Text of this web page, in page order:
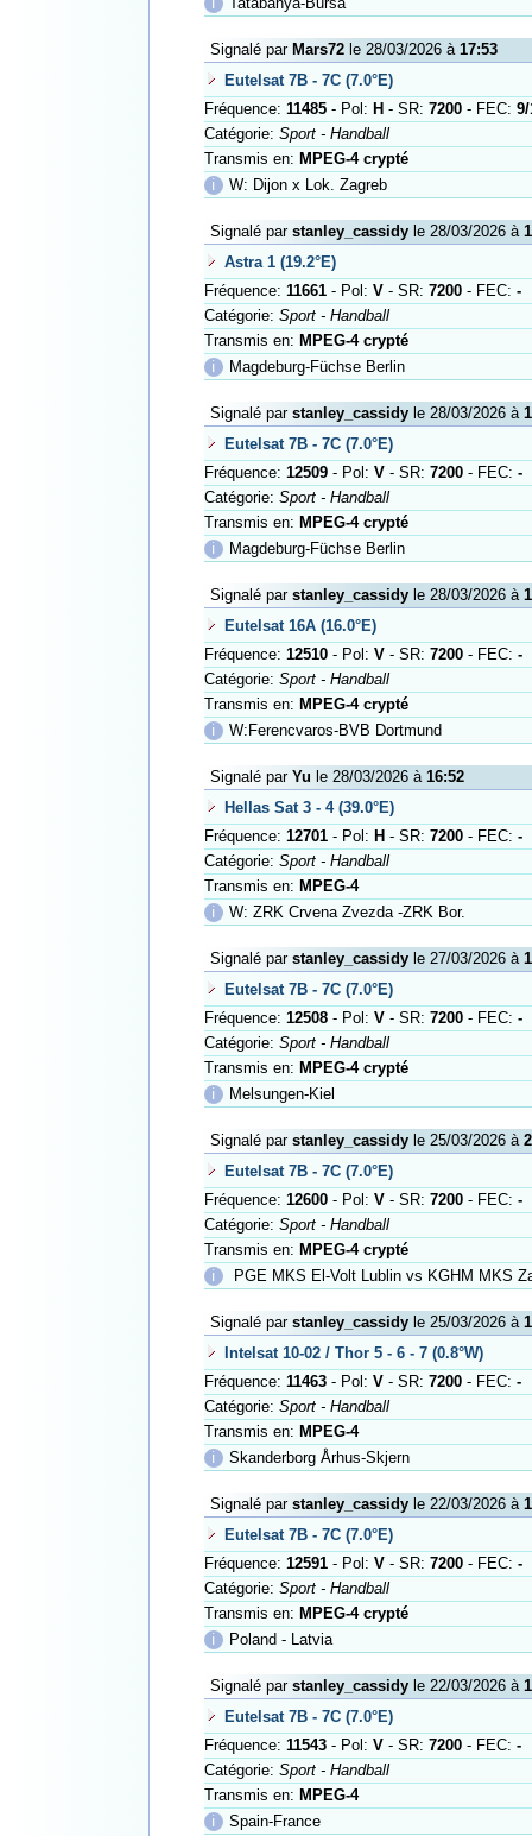
Signalé par Mars72le 28/03/2026 à 17:53
Eutelsat 7B - 7C (7.0°E)
Fréquence: 11485- Pol: H - SR: 7200- FEC: 9/
Catégorie: Sport - Handball
Transmis en: MPEG-4 crypté
ℹ
W: Dijon x Lok. Zagreb
Signalé par stanley_cassidyle 28/03/2026 à
Astra 1 (19.2°E)
Fréquence: 11661- Pol: V- SR: 7200- FEC: -
Catégorie: Sport - Handball
Transmis en: MPEG-4 crypté
ℹ
Magdeburg-Füchse Berlin
Signalé par stanley_cassidyle 28/03/2026 à
Eutelsat 7B - 7C (7.0°E)
Fréquence: 12509- Pol: V- SR: 7200- FEC: -
Catégorie: Sport - Handball
Transmis en: MPEG-4 crypté
ℹ
Magdeburg-Füchse Berlin
Signalé par stanley_cassidyle 28/03/2026 à
Eutelsat 16A (16.0°E)
Fréquence: 12510- Pol: V- SR: 7200- FEC: -
Catégorie: Sport - Handball
Transmis en: MPEG-4 crypté
ℹ
W:Ferencvaros-BVB Dortmund
Signalé par Yu le 28/03/2026 à 16:52
Hellas Sat 3 - 4 (39.0°E)
Fréquence: 12701- Pol: H - SR: 7200- FEC: -
Catégorie: Sport - Handball
Transmis en: MPEG-4
ℹ
W: ZRK Crvena Zvezda -ZRK Bor.
Signalé par stanley_cassidyle 27/03/2026 à
Eutelsat 7B - 7C (7.0°E)
Fréquence: 12508- Pol: V- SR: 7200- FEC: -
Catégorie: Sport - Handball
Transmis en: MPEG-4 crypté
ℹ
Melsungen-Kiel
Signalé par stanley_cassidyle 25/03/2026 à
Eutelsat 7B - 7C (7.0°E)
Fréquence: 12600- Pol: V- SR: 7200- FEC: -
Catégorie: Sport - Handball
Transmis en: MPEG-4 crypté
ℹ
PGE MKS El-Volt Lublin vs KGHM MKS
Signalé par stanley_cassidyle 25/03/2026 à
Intelsat 10-02 / Thor 5 - 6 - 7 (0.8°W)
Fréquence: 11463- Pol: V- SR: 7200- FEC: -
Catégorie: Sport - Handball
Transmis en: MPEG-4
ℹ
Skanderborg Århus-Skjern
Signalé par stanley_cassidyle 22/03/2026 à
Eutelsat 7B - 7C (7.0°E)
Fréquence: 12591- Pol: V- SR: 7200- FEC: -
Catégorie: Sport - Handball
Transmis en: MPEG-4 crypté
ℹ
Poland - Latvia
Signalé par stanley_cassidyle 22/03/2026 à
Eutelsat 7B - 7C (7.0°E)
Fréquence: 11543- Pol: V- SR: 7200- FEC: -
Catégorie: Sport - Handball
Transmis en: MPEG-4
ℹ
Spain-France